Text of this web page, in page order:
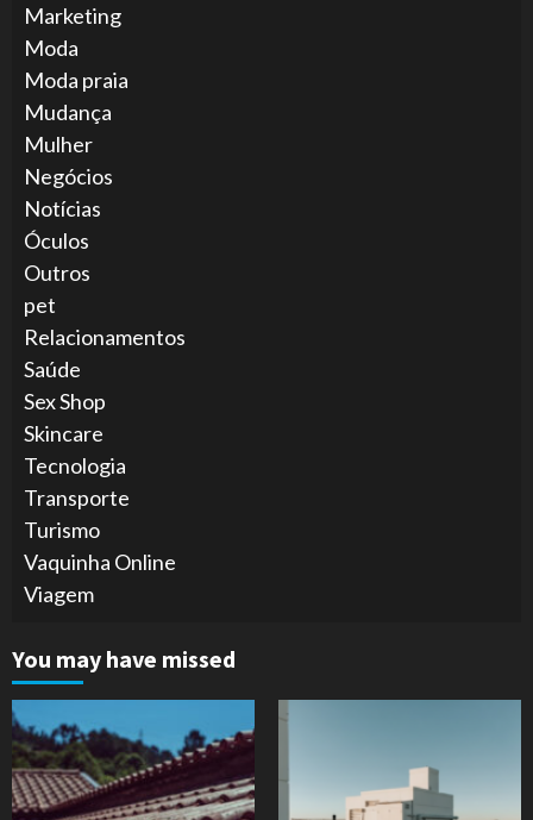
Marketing
Moda
Moda praia
Mudança
Mulher
Negócios
Notícias
Óculos
Outros
pet
Relacionamentos
Saúde
Sex Shop
Skincare
Tecnologia
Transporte
Turismo
Vaquinha Online
Viagem
You may have missed